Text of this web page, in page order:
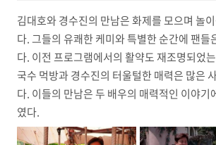
김대호와 경수진의 만남은 화제를 모으며 놀
다. 그들의 유쾌한 케미와 특별한 순간에 팬들
다. 이전 프로그램에서의 활약도 재조명되었
국수 먹방과 경수진의 터울털한 매력은 많은
다. 이들의 만남은 두 배우의 매력적인 이야기
였다.